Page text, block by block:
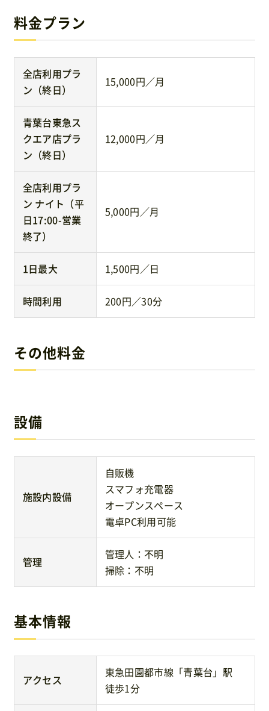
料金プラン
全店利用プラ
ン（終日）
15,000円／月
青葉台東急ス
クエア店プラ
ン（終日）
12,000円／月
全店利用プラ
ン ナイト（平
日17:00-営業
終了）
5,000円／月
1日最大 1,500円／日
時間利用 200円／30分
その他料金
設備
施設内設備
自販機
スマフォ充電器
オープンスペース
電卓PC利用可能
管理
管理人：不明
掃除：不明
基本情報
アクセス
東急田園都市線「青葉台」駅
徒歩1分